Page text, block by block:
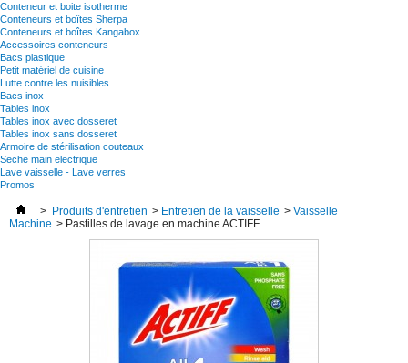
Conteneur et boite isotherme
Conteneurs et boîtes Sherpa
Conteneurs et boîtes Kangabox
Accessoires conteneurs
Bacs plastique
Petit matériel de cuisine
Lutte contre les nuisibles
Bacs inox
Tables inox
Tables inox avec dosseret
Tables inox sans dosseret
Armoire de stérilisation couteaux
Seche main electrique
Lave vaisselle - Lave verres
Promos
> Produits d'entretien > Entretien de la vaisselle > Vaisselle
Machine > Pastilles de lavage en machine ACTIFF